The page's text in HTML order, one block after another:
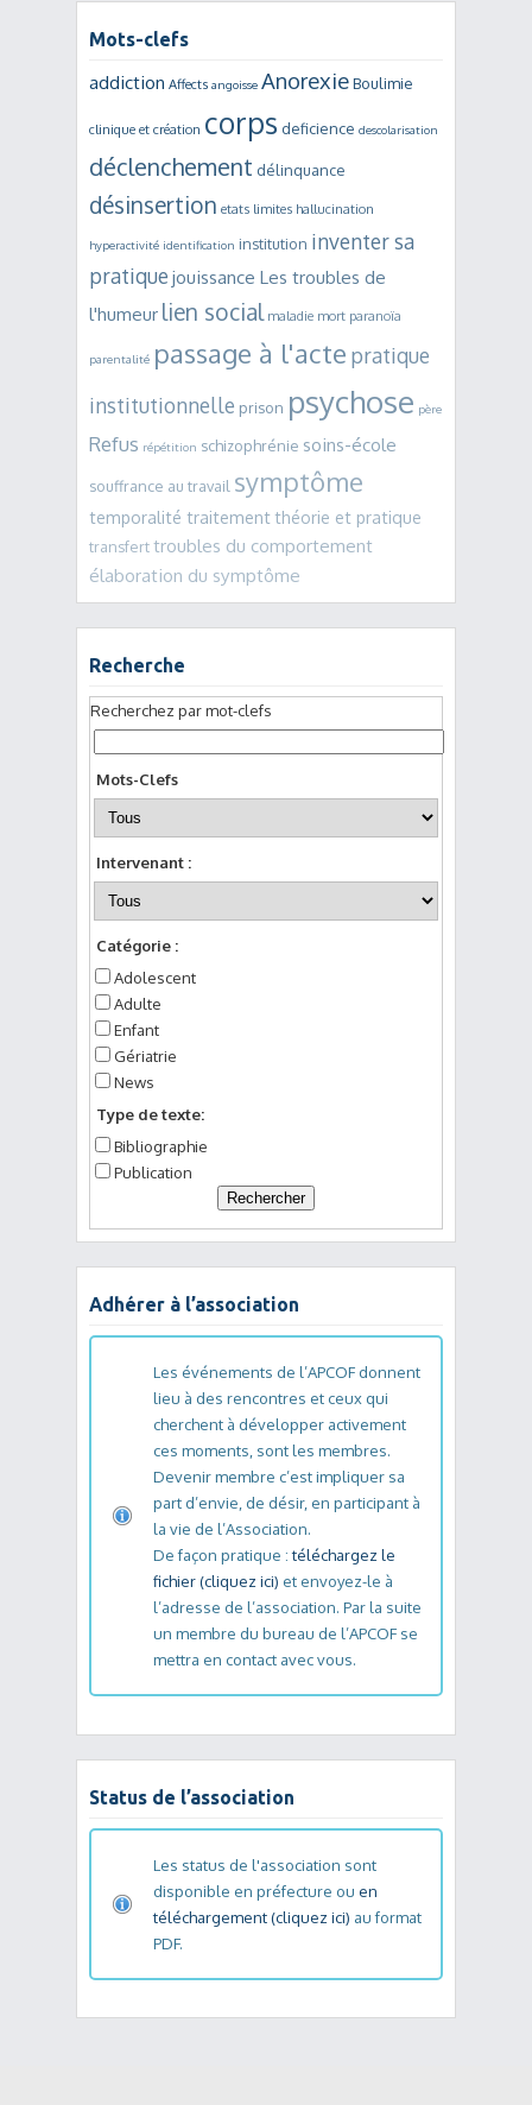
Mots-clefs
addiction Affects angoisse AnorexieBoulimie
clinique et création corps deficience descolarisation
déclenchement délinquance
désinsertion etats limites hallucination
hyperactivité identification institution inventer sa
pratique jouissance Les troubles de
l'humeur lien social maladie mort paranoïa
parentalité passage à l'acte pratique
institutionnelle prison psychose père
Refus répétition schizophrénie soins-école
souffrance au travail symptôme
temporalité traitementthéorie et pratique
transferttroubles du comportement
élaboration du symptôme
Recherche
Recherchez par mot-clefs
Mots-Clefs
Intervenant :
Catégorie :
Adolescent
Adulte
Enfant
Gériatrie
News
Type de texte:
Bibliographie
Publication
Adhérer à l’association
Les événements de l’APCOF donnent
lieu à des rencontres et ceux qui
cherchent à développer activement
ces moments, sont les membres.
Devenir membre c’est impliquer sa
part d’envie, de désir, en participant à
la vie de l’Association.
De façon pratique :téléchargez le
fichier (cliquez ici) et envoyez-le à
l’adresse de l’association. Par la suite
un membre du bureau de l’APCOF se
mettra en contact avec vous.
Status de l’association
Les status de l'association sont
disponible en préfecture ou en
téléchargement (cliquez ici) au format
PDF.